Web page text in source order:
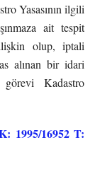
Yasasının ilgili
ait tespit
olup, iptali
alınan bir idari
görevi Kadastro
1995/16952 T: